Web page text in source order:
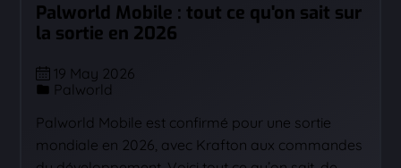
Palworld Mobile : tout ce qu'on sait sur
la sortie en 2026
19 May 2026
Palworld
Palworld Mobile est confirmé pour une sortie
mondiale en 2026, avec Krafton aux commandes